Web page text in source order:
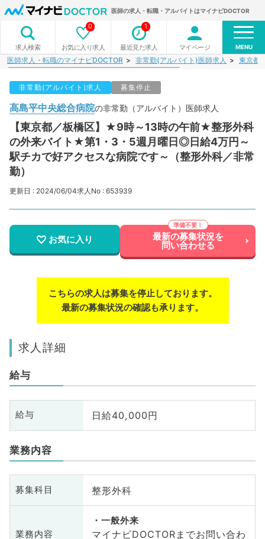
医師の求人・転職・アルバイトはマイナビDOCTOR
求人検索 お気に入り求人
0
最近見た求人
1
マイページ MENU
医師求人・転職のマイナビDOCTOR 非常勤(アルバイト)医師求人 東京都
非常勤(アルバイト)求人 募集停止
高島平中央総合病院の非常勤（アルバイト）医師求人
【東京都／板橋区】★9時～13時の午前★整形外科
の外来バイト★第1・3・5週月曜日◎日給4万円～
駅チカで好アクセスな病院です～（整形外科／非常
勤）
更新日 : 2024/06/04求人No : 653939
お気に入り 最新の募集状況を
問い合わせる
こちらの求人は募集を停止しております。
最新の募集状況の確認も承ります。
求人詳細
給与
給与 日給40,000円
業務内容
募集科目 整形外科
業務内容
一般外来
マイナビDOCTORまでお問い合わ